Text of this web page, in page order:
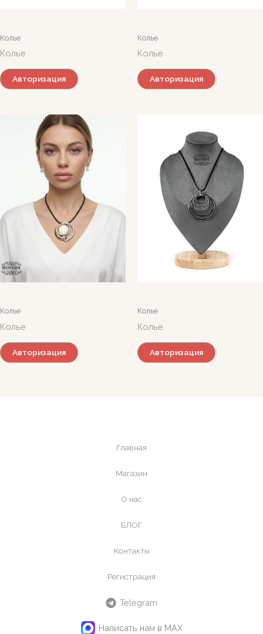
Колье
Колье
Авторизация
Колье
Колье
Авторизация
Колье
Колье
Авторизация
Колье
Колье
Авторизация
Главная
Магазин
О нас
БЛОГ
Контакты
Регистрация
Telegram
Написать нам в MAX